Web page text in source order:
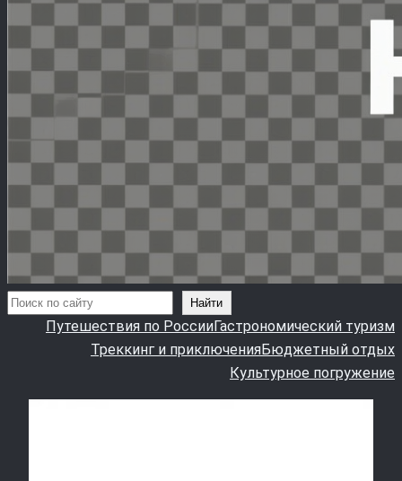
Поиск Найти
Путешествия по РоссииГастрономический туризм
Треккинг и приключенияБюджетный отдых
Культурное погружение